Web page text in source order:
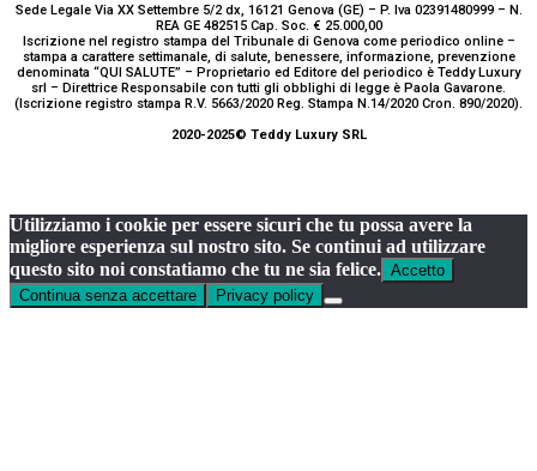
Sede Legale Via XX Settembre 5/2 dx, 16121 Genova (GE) – P. Iva 02391480999 – N.
REA GE 482515 Cap. Soc. € 25.000,00
Iscrizione nel registro stampa del Tribunale di Genova come periodico online –
stampa a carattere settimanale, di salute, benessere, informazione, prevenzione
denominata “QUI SALUTE” – Proprietario ed Editore del periodico è Teddy Luxury
srl – Direttrice Responsabile con tutti gli obblighi di legge è Paola Gavarone.
(Iscrizione registro stampa R.V. 5663/2020 Reg. Stampa N.14/2020 Cron. 890/2020).
2020-2025© Teddy Luxury SRL
Utilizziamo i cookie per essere sicuri che tu possa avere la
migliore esperienza sul nostro sito. Se continui ad utilizzare
questo sito noi constatiamo che tu ne sia felice. Accetto
Continua senza accettare
Privacy policy